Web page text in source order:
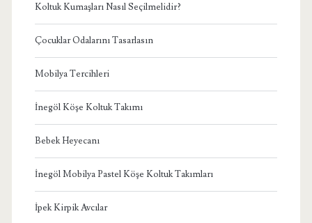
Koltuk Kumaşları Nasıl Seçilmelidir?
Çocuklar Odalarını Tasarlasın
Mobilya Tercihleri
İnegöl Köşe Koltuk Takımı
Bebek Heyecanı
İnegöl Mobilya Pastel Köşe Koltuk Takımları
İpek Kirpik Avcılar